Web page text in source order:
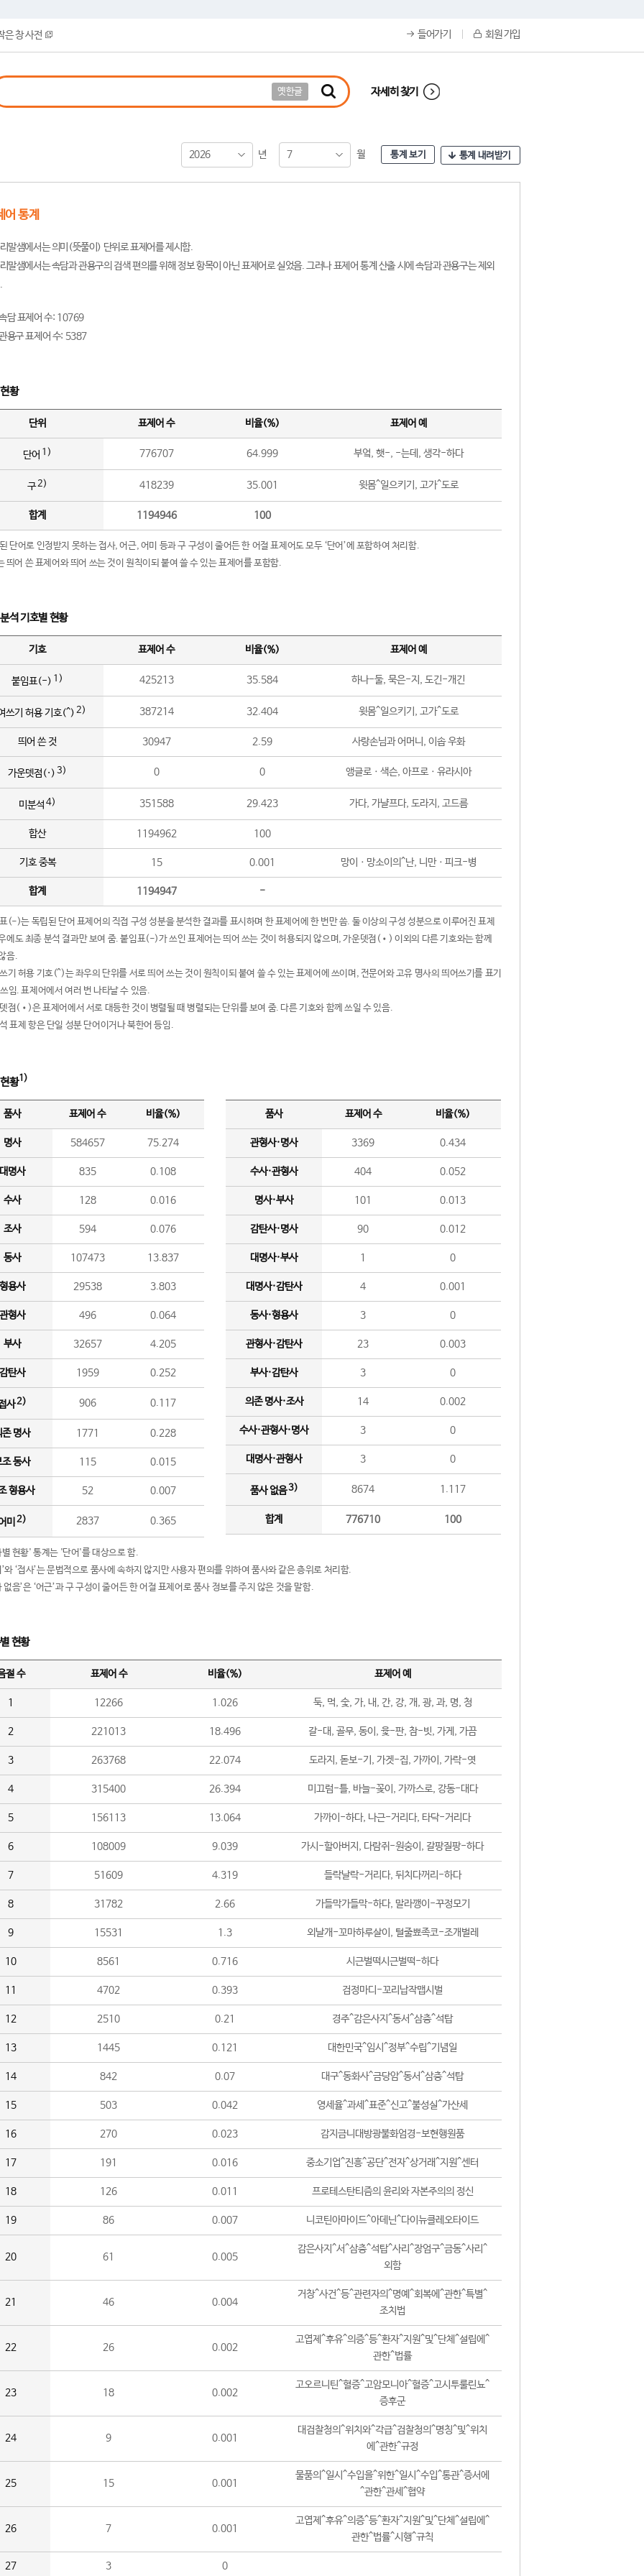
은 창 사전 들어가기 회원 가입
옛한글 자세히 찾기
2026 년 7 월 통계 보기 통계 내려받기
어 통계
말샘에서는 의미(뜻풀이) 단위로 표제어를 제시함.
말샘에서는 속담과 관용구의 검색 편의를 위해 정보 항목이 아닌 표제어로 실었음. 그러나 표제어 통계 산출 시에 속담과 관용구는 제외
담 표제어 수: 10769
용구 표제어 수: 5387
황
단위 표제어 수 비율(%) 표제어 예
단어 1) 776707 64.999 부엌, 햇-, -는데, 생각-하다
구2) 418239 35.001 윗몸^일으키기, 고가^도로
합계 1194946 100
단어로 인정받지 못하는 접사, 어근, 어미 등과 구 구성이 줄어든 한 어절 표제어도 모두 ‘단어’에 포함하여 처리함.
띄어 쓴 표제어와 띄어 쓰는 것이 원칙이되 붙여 쓸 수 있는 표제어를 포함함.
석 기호별 현황
기호 표제어 수 비율(%) 표제어 예
붙임표(-) 1) 425213 35.584 하나-둘, 묵은-지, 도긴-개긴
쓰기 허용 기호(^) 2) 387214 32.404 윗몸^일으키기, 고가^도로
띄어 쓴 것 30947 2.59 사랑손님과 어머니, 이솝 우화
가운뎃점(·) 3) 0 0 앵글로ㆍ색슨, 아프로ㆍ유라시아
미분석 4) 351588 29.423 가다, 가냘프다, 도라지, 고드름
합산 1194962 100
기호 중복 15 0.001 망이ㆍ망소이의^난, 니만ㆍ피크-병
합계 1194947 -
(-)는 독립된 단어 표제어의 직접 구성 성분을 분석한 결과를 표시하며 한 표제어에 한 번만 씀. 둘 이상의 구성 성분으로 이루어진 표제
에도 최종 분석 결과만 보여 줌. 붙임표(-)가 쓰인 표제어는 띄어 쓰는 것이 허용되지 않으며, 가운뎃점(•) 이외의 다른 기호와는 함께
음.
기 허용 기호(^)는 좌우의 단위를 서로 띄어 쓰는 것이 원칙이되 붙여 쓸 수 있는 표제어에 쓰이며, 전문어와 고유 명사의 띄어쓰기를 표기
임. 표제어에서 여러 번 나타날 수 있음.
점(•)은 표제어에서 서로 대등한 것이 병렬될 때 병렬되는 단위를 보여 줌. 다른 기호와 함께 쓰일 수 있음.
표제 항은 단일 성분 단어이거나 북한어 등임.
황1)
품사 표제어 수 비율(%)
명사 584657 75.274
명사 835 0.108
수사 128 0.016
조사 594 0.076
동사 107473 13.837
용사 29538 3.803
형사 496 0.064
부사 32657 4.205
탄사 1959 0.252
사2) 906 0.117
존 명사 1771 0.228
조 동사 115 0.015
형용사 52 0.007
미 2) 2837 0.365
품사 표제어 수 비율(%)
관형사·명사 3369 0.434
수사·관형사 404 0.052
명사·부사 101 0.013
감탄사·명사 90 0.012
대명사·부사 1 0
대명사·감탄사 4 0.001
동사·형용사 3 0
관형사·감탄사 23 0.003
부사·감탄사 3 0
의존 명사·조사 14 0.002
수사·관형사·명사 3 0
대명사·관형사 3 0
품사 없음3) 8674 1.117
합계 776710 100
현황' 통계는 '단어'를 대상으로 함.
와 ‘접사’는 문법적으로 품사에 속하지 않지만 사용자 편의를 위하여 품사와 같은 층위로 처리함.
없음’은 ‘어근’과 구 구성이 줄어든 한 어절 표제어로 품사 정보를 주지 않은 것을 말함.
현황
절 수 표제어 수 비율(%) 표제어 예
1 12266 1.026 둑, 먹, 숯, 가, 내, 간, 강, 개, 광, 과, 명, 청
2 221013 18.496 갈-대, 골무, 동이, 윷-판, 참-빗, 가게, 가끔
3 263768 22.074 도라지, 돋보-기, 가겟-집, 가까이, 가락-엿
4 315400 26.394 미끄럼-틀, 바늘-꽂이, 가까스로, 강동-대다
5 156113 13.064 가까이-하다, 나근-거리다, 타닥-거리다
6 108009 9.039 가시-할아버지, 다람쥐-원숭이, 갈팡질팡-하다
7 51609 4.319 들락날락-거리다, 뒤치다꺼리-하다
8 31782 2.66 가들막가들막-하다, 말라깽이-꾸정모기
9 15531 1.3 외날개-꼬마하루살이, 털줄뾰족코-조개벌레
10 8561 0.716 시근벌떡시근벌떡-하다
11 4702 0.393 검정마디-꼬리납작맵시벌
12 2510 0.21 경주^감은사지^동서^삼층^석탑
13 1445 0.121 대한민국^임시^정부^수립^기념일
14 842 0.07 대구^동화사^금당암^동서^삼층^석탑
15 503 0.042 영세율^과세^표준^신고^불성실^가산세
16 270 0.023 감지금니대방광불화엄경-보현행원품
17 191 0.016 중소기업^진흥^공단^전자^상거래^지원^센터
18 126 0.011 프로테스탄티즘의 윤리와 자본주의의 정신
19 86 0.007 니코틴아마이드^아데닌^다이뉴클레오타이드
20 61 0.005
감은사지^서^삼층^석탑^사리^장엄구^금동^사리^
외함
21 46 0.004
거창^사건^등^관련자의^명예^회복에^관한^특별^
조치법
22 26 0.002
고엽제^후유^의증^등^환자^지원^및^단체^설립에^
관한^법률
23 18 0.002
고오르니틴^혈증^고암모니아^혈증^고시투룰린뇨^
증후군
24 9 0.001
대검찰청의^위치와^각급^검찰청의^명칭^및^위치
에^관한^규정
25 15 0.001
물품의^일시^수입을^위한^일시^수입^통관^증서에
^관한^관세^협약
26 7 0.001
고엽제^후유^의증^등^환자^지원^및^단체^설립에^
관한^법률^시행^규칙
27 3 0